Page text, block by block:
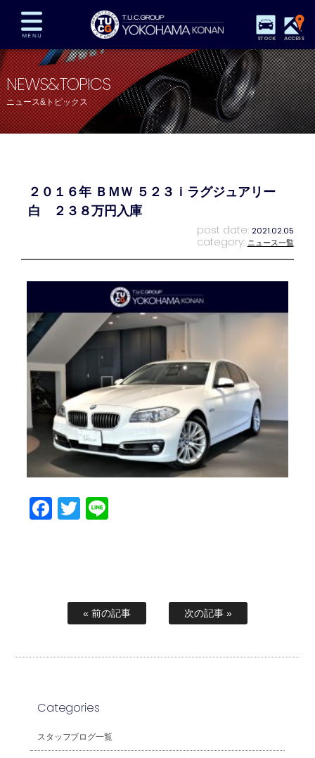
STOCK ACCESS
在庫車両情報 保証&サービス パーツリスト
TUCとは？ 店舗情報 アクセスマップ
全国納車 特別作業 注文販売
プライバシーポリシー スタッフblog
NEWS&TOPICS
ニュース&トピックス
２０１６年 ＢＭＷ ５２３ｉラグジュアリー
白 ２３８万円入庫
post date: 2021.02.05
category: ニュース一覧
Facebook
Twitter
« 前の記事 次の記事 »
Categories
スタッフブログ一覧